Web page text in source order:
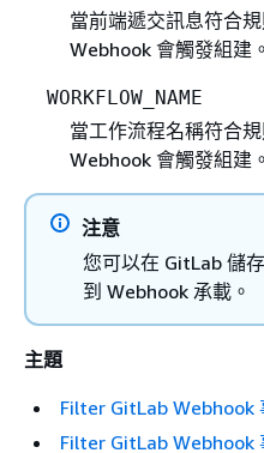
當前端遞交訊息符合
Webhook 會觸發組建。
WORKFLOW_NAME
當工作流程名稱符合
Webhook 會觸發組建。
注意
您可以在 GitLab 儲
到 Webhook 承載。
主題
Filter GitLab Webhook
Filter GitLab Webhook